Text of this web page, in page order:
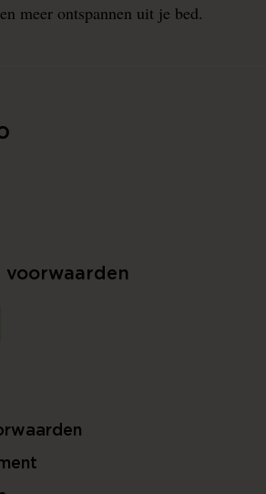
meer ontspannen uit je bed.
voorwaarden